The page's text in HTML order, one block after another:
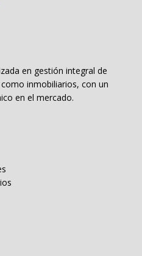
en gestión integral de
inmobiliarios, con un
en el mercado.